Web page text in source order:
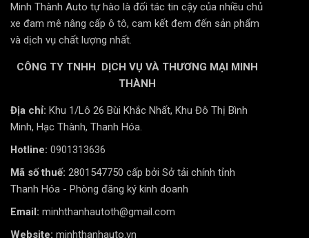
Mỗi mónphụ kiện Vinfast VF8được lựa chọn
đúng đắn không chỉ là một trang bị thêm, mà là
một khoản đầu tư thông minh vào trải nghiệm lái
xe hàng ngày. Từ việc bảo vệ lớp sơn đắt tiền và
đến việc nâng cấp hệ thống giải trí và hỗ trợ lái
xe an toàn, mỗi nâng cấp đều mang lại giá trị
thiết thực, biến chiếc VF8 của bạn trở nên hoàn
hảo hơn, xứng tầm với vị thế của nó.
Đâu là Top 10+ phụ kiện
Minh Thành Auto tự hào là đối tác tin cậy của nhiều chủ
xe đam mê nâng cấp ô tô, cam kết đem đến sản phẩm
và dịch vụ chất lượng nhất.
CÔNG TY TNHH DỊCH VỤ VÀ THƯƠNG MẠI MINH
THÀNH
Địa chỉ: Khu 1/Lô 26 Bùi Khắc Nhất, Khu Đô Thị Bình
Minh, Hạc Thành, Thanh Hóa.
Hotline: 0901313636
Mã số thuế: 2801547750 cấp bởi Sở tải chính tỉnh
Thanh Hóa - Phòng đăng ký kinh doanh
Email: minhthanhautoth@gmail.com
Website: minhthanhauto.vn